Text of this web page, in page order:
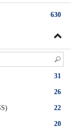
630
31
26
22
20